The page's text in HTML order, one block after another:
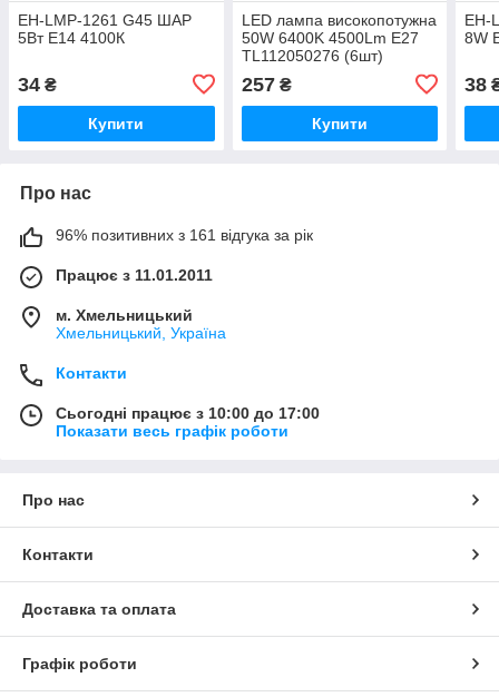
EH-LMP-1261 G45 ШАР
5Вт Е14 4100К
34 ₴
Купити
LED лампа високопотужна
50W 6400K 4500Lm E27
TL112050276 (6шт)
257₴
Купити
EH-
8W
38
Про нас
96% позитивних з 161 відгука за рік
Працює з 11.01.2011
м. Хмельницький
Хмельницький, Україна
Контакти
Сьогодні працює з 10:00 до 17:00
Показати весь графік роботи
Про нас
Контакти
Доставка та оплата
Графік роботи